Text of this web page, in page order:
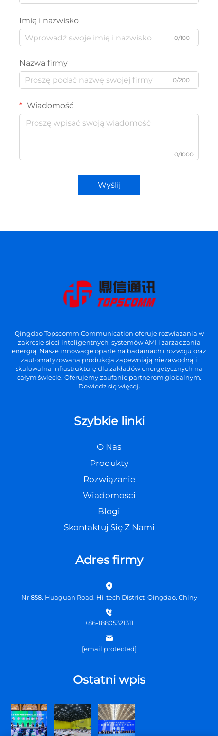
Imię i nazwisko
0/100
Nazwa firmy
0/200
Wiadomość
0/1000
Wyślij
Qingdao Topscomm Communication oferuje rozwiązania w
zakresie sieci inteligentnych, systemów AMI i zarządzania
energią. Nasze innowacje oparte na badaniach i rozwoju oraz
zautomatyzowana produkcja zapewniają niezawodną i
skalowalną infrastrukturę dla zakładów energetycznych na
całym świecie. Oferujemy zaufanie partnerom globalnym.
Dowiedz się więcej.
Szybkie linki
O Nas
Produkty
Rozwiązanie
Wiadomości
Blogi
Skontaktuj Się Z Nami
Adres firmy
Nr 858, Huaguan Road, Hi-tech District, Qingdao, Chiny
+86-18805321311
[email protected]
Ostatni wpis